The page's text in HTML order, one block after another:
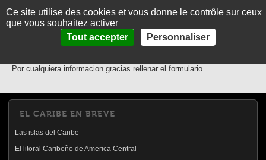
Fr En MENU
CONTACTO
Contacto
Por cualquiera informacion gracias rellenar el formulario.
EL CARIBE EN BREVE
Las islas del Caribe
El litoral Caribeño de America Central
Panneau de gestion des cookies
Ce site utilise des cookies et vous donne le contrôle sur ceux
que vous souhaitez activer
Tout accepter
Personnaliser